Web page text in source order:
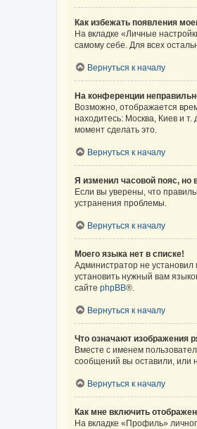
Как избежать появления
На вкладке «Личные
самому себе. Для всех
Вернуться к началу
На конференции
Возможно, отображается
находитесь: Москва, Киев и
момент сделать это.
Вернуться к началу
Я изменил часовой пояс, но
Если вы уверены, что
устранения проблемы.
Вернуться к началу
Моего языка нет в списке!
Администратор не
установить нужный вам
сайте phpBB®.
Вернуться к началу
Что означают изображения
Вместе с именем
сообщений вы оставили, или
Вернуться к началу
Как мне включить
На вкладке «Профиль»